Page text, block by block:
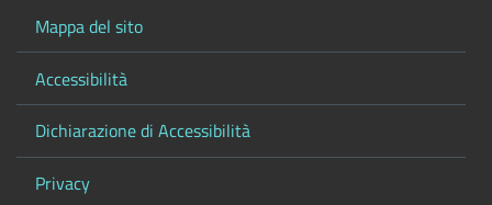
Mappa del sito
Accessibilità
Dichiarazione di Accessibilità
Privacy